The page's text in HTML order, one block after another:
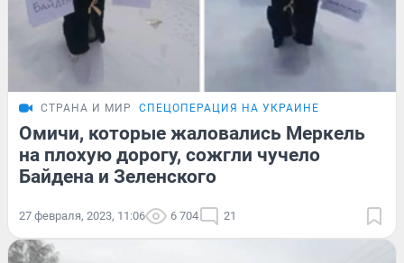
СТРАНА И МИР СПЕЦОПЕРАЦИЯ НА УКРАИНЕ
Омичи, которые жаловались Меркель
на плохую дорогу, сожгли чучело
Байдена и Зеленского
27 февраля, 2023, 11:06 6 704 21